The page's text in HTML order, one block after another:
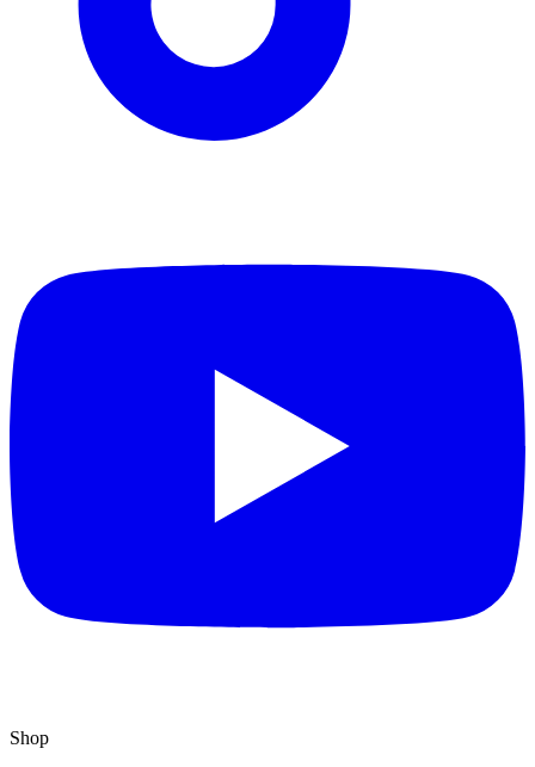
Shop